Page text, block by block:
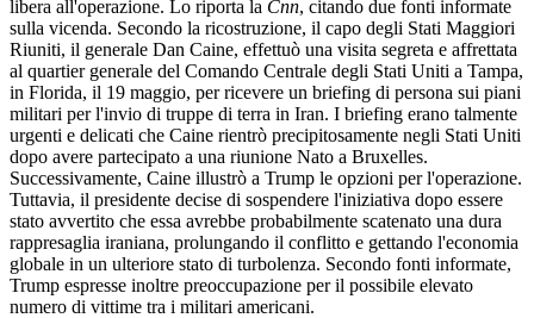
libera all'operazione. Lo riporta la Cnn, citando due fonti informate
sulla vicenda. Secondo la ricostruzione, il capo degli Stati Maggiori
Riuniti, il generale Dan Caine, effettuò una visita segreta e affrettata
al quartier generale del Comando Centrale degli Stati Uniti a Tampa,
in Florida, il 19 maggio, per ricevere un briefing di persona sui piani
militari per l'invio di truppe di terra in Iran. I briefing erano talmente
urgenti e delicati che Caine rientrò precipitosamente negli Stati Uniti
dopo avere partecipato a una riunione Nato a Bruxelles.
Successivamente, Caine illustrò a Trump le opzioni per l'operazione.
Tuttavia, il presidente decise di sospendere l'iniziativa dopo essere
stato avvertito che essa avrebbe probabilmente scatenato una dura
rappresaglia iraniana, prolungando il conflitto e gettando l'economia
globale in un ulteriore stato di turbolenza. Secondo fonti informate,
Trump espresse inoltre preoccupazione per il possibile elevato
numero di vittime tra i militari americani.